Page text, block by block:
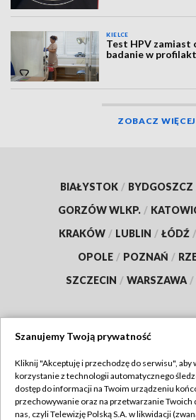
KIELCE
Test HPV zamiast
badanie w
ZOBACZ WIĘCEJ
BIAŁYSTOK / BYDGOSZCZ
GORZÓW WLKP. /
KRAKÓW / LUBLIN / ŁÓDŹ /
OPOLE / POZNAŃ /
SZCZECIN / WARSZAWA /
TVP
Abonament TVP
Regulamin
Szanujemy Twoją prywatność
Kliknij "Akceptuję i przechodzę do serwisu", aby
korzystanie z technologii automatycznego
dostęp do informacji na Twoim urządzeniu
przechowywanie oraz na przetwarzanie Twoich
nas, czyli Telewizję Polską S.A. w likwidacji